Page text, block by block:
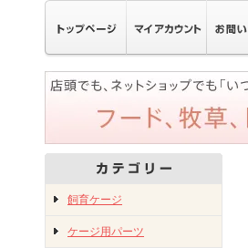
飼育ケージ
ケージ用パーツ